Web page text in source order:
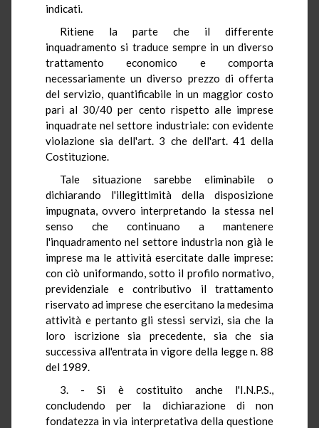
indicati.
Ritiene la parte che il differente
inquadramento si traduce sempre in un diverso
trattamento economico e comporta
necessariamente un diverso prezzo di offerta
del servizio, quantificabile in un maggior costo
pari al 30/40 per cento rispetto alle imprese
inquadrate nel settore industriale: con evidente
violazione sia dell'art. 3 che dell'art. 41 della
Costituzione.
Tale situazione sarebbe eliminabile o
dichiarando l'illegittimità della disposizione
impugnata, ovvero interpretando la stessa nel
senso che continuano a mantenere
l'inquadramento nel settore industria non già le
imprese ma le attività esercitate dalle imprese:
con ciò uniformando, sotto il profilo normativo,
previdenziale e contributivo il trattamento
riservato ad imprese che esercitano la medesima
attività e pertanto gli stessi servizi, sia che la
loro iscrizione sia precedente, sia che sia
successiva all'entrata in vigore della legge n. 88
del 1989.
3. - Si è costituito anche l'I.N.P.S.,
concludendo per la dichiarazione di non
fondatezza in via interpretativa della questione